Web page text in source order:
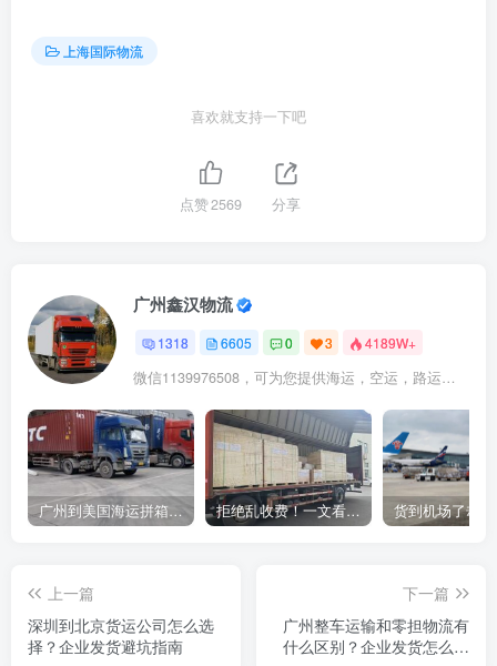
上海国际物流
喜欢就支持一下吧
点赞2569 分享
广州鑫汉物流
1318 6605 0 3 4189W+
微信1139976508，可为您提供海运，空运，路运，铁路运输
广州到美国海运拼箱多少钱？2024年最新运费构成+隐藏费用避坑指南 拒绝乱收费！一文看懂中国货代计费套路，教你避开所有隐形坑
上一篇
深圳到北京货运公司怎么选
择？企业发货避坑指南
下一篇
广州整车运输和零担物流有
什么区别？企业发货怎么选